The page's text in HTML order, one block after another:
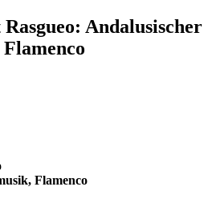
Andalusischer
Flamenco